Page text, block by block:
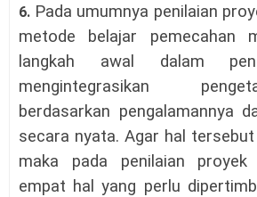
6. Pada umumnya penilaian
metode belajar pemecahan
langkah awal dalam
mengintegrasikan
berdasarkan pengalamannya
secara nyata. Agar hal
maka pada penilaian proyek
empat hal yang perlu